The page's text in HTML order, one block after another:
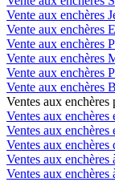
Vente aux enchères
Vente aux enchères
Vente aux enchères
Vente aux enchères
Vente aux enchères
Vente aux enchères
Ventes aux enchères
Ventes aux
Ventes aux
Ventes aux enchères
Ventes aux enchères
Ventes aux enchères